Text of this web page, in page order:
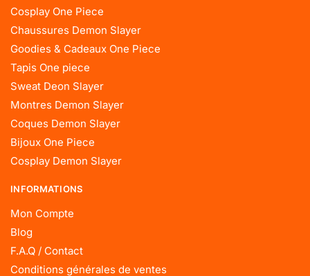
Cosplay One Piece
Chaussures Demon Slayer
Goodies & Cadeaux One Piece
Tapis One piece
Sweat Deon Slayer
Montres Demon Slayer
Coques Demon Slayer
Bijoux One Piece
Cosplay Demon Slayer
INFORMATIONS
Mon Compte
Blog
F.A.Q / Contact
Conditions générales de ventes